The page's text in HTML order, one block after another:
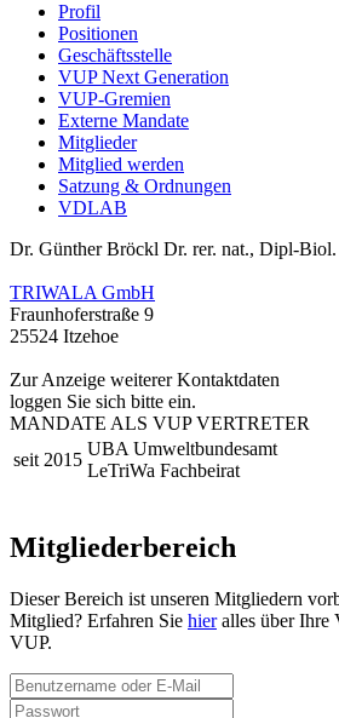
Profil
Positionen
Geschäftsstelle
VUP Next Generation
VUP-Gremien
Externe Mandate
Mitglieder
Mitglied werden
Satzung & Ordnungen
VDLAB
Dr. Günther Bröckl Dr. rer. nat., Dipl-Biol.
TRIWALA GmbH
Fraunhoferstraße 9
25524 Itzehoe
Zur Anzeige weiterer Kontaktdaten
loggen Sie sich bitte ein.
MANDATE ALS VUP VERTRETER
seit 2015
UBA Umweltbundesamt
LeTriWa Fachbeirat
Mitgliederbereich
Dieser Bereich ist unseren Mitgliedern
Mitglied? Erfahren Sie hieralles über Ihre
VUP.